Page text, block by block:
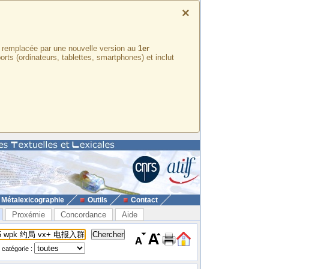
×
par une nouvelle version au 1er
(ordinateurs, tablettes, smartphones) et inclut
Métalexicographie Outils Contact
Proxémie Concordance Aide
catégorie :